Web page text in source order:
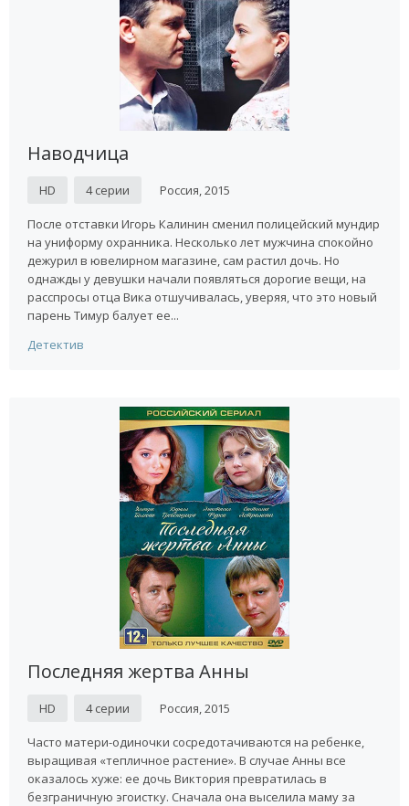
Наводчица
HD 4 серии Россия, 2015
После отставки Игорь Калинин сменил полицейский мундир
на униформу охранника. Несколько лет мужчина спокойно
дежурил в ювелирном магазине, сам растил дочь. Но
однажды у девушки начали появляться дорогие вещи, на
расспросы отца Вика отшучивалась, уверяя, что это новый
парень Тимур балует ее...
Детектив
Последняя жертва Анны
HD 4 серии Россия, 2015
Часто матери-одиночки сосредотачиваются на ребенке,
выращивая «тепличное растение». В случае Анны все
оказалось хуже: ее дочь Виктория превратилась в
безграничную эгоистку. Сначала она выселила маму за